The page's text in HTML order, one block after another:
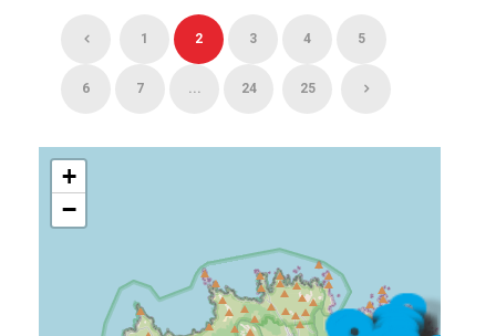
1 2 3 4 5
6 7 ... 24 25
+
−